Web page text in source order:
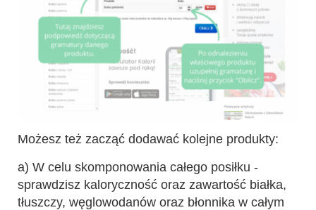
Możesz też zacząć dodawać kolejne produkty:
a) W celu skomponowania całego posiłku -
sprawdzisz kaloryczność oraz zawartość białka,
tłuszczy, węglowodanów oraz błonnika w całym